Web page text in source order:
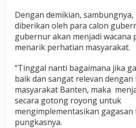
Dengan demikian,
diberikan oleh para calon
gubernur akan menjadi wacana
menarik perhatian masyarakat.
“Tinggal nanti bagaimana jika
baik dan sangat relevan dengan
masyarakat Banten, maka
secara gotong royong untuk
mengimplementasikan gagasan
pungkasnya.